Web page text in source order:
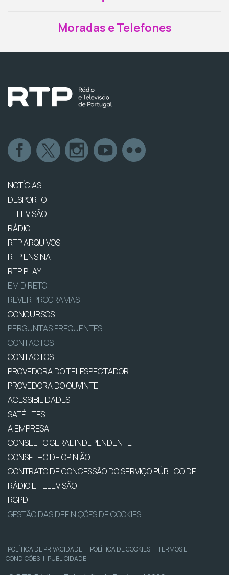
Moradas e Telefones
NOTÍCIAS
DESPORTO
TELEVISÃO
RÁDIO
RTP ARQUIVOS
RTP ENSINA
RTP PLAY
EM DIRETO
REVER PROGRAMAS
CONCURSOS
PERGUNTAS FREQUENTES
CONTACTOS
CONTACTOS
PROVEDORA DO TELESPECTADOR
PROVEDORA DO OUVINTE
ACESSIBILIDADES
SATÉLITES
A EMPRESA
CONSELHO GERAL INDEPENDENTE
CONSELHO DE OPINIÃO
CONTRATO DE CONCESSÃO DO SERVIÇO PÚBLICO DE
RÁDIO E TELEVISÃO
RGPD
GESTÃO DAS DEFINIÇÕES DE COOKIES
POLÍTICA DE PRIVACIDADE | POLÍTICA DE COOKIES | TERMOS E
CONDIÇÕES | PUBLICIDADE